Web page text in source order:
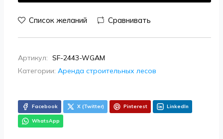
Список желаний Сравнивать
Артикул: SF-2443-WGAM
Категории: Аренда строительных лесов
Facebook X (Twitter) Pinterest LinkedIn
WhatsApp